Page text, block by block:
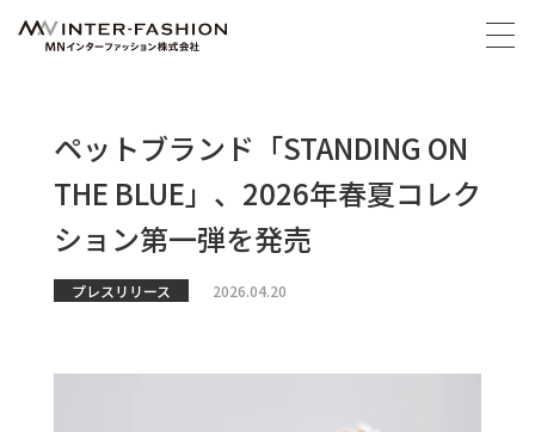
ペットブランド「STANDING ON
THE BLUE」、2026年春夏コレク
ション第一弾を発売
プレスリリース 2026.04.20